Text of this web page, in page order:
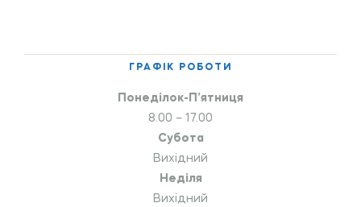
ГРАФІК РОБОТИ
Понеділок-П’ятниця
8.00 – 17.00
Субота
Вихідний
Неділя
Вихідний